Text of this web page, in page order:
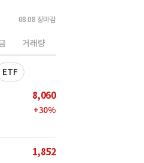
08.08 장마감
거래량
ETF
8,060
+30%
1,852